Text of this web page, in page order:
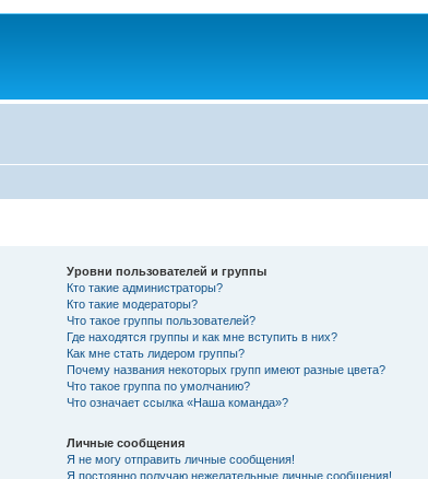
Уровни пользователей и группы
Кто такие администраторы?
Кто такие модераторы?
Что такое группы пользователей?
Где находятся группы и как мне вступить в них?
Как мне стать лидером группы?
Почему названия некоторых групп имеют разные цвета?
Что такое группа по умолчанию?
Что означает ссылка «Наша команда»?
Личные сообщения
Я не могу отправить личные сообщения!
Я постоянно получаю нежелательные личные сообщения!